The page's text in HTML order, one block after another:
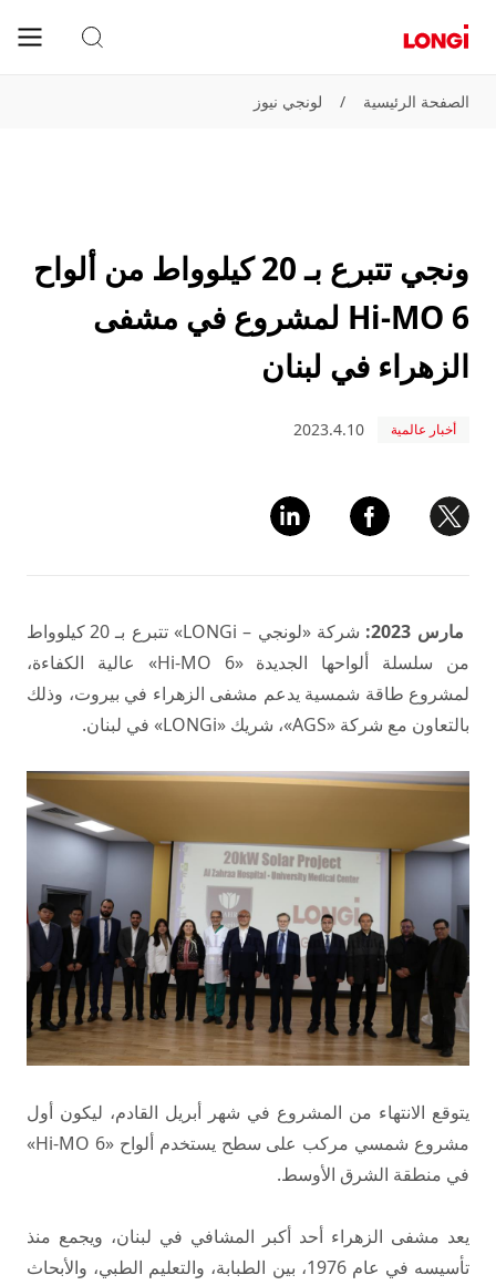
الصفحة الرئيسية / لونجي نيوز
ونجي تتبرع بـ 20 كيلوواط من ألواح
Hi-MO 6 لمشروع في مشفى
الزهراء في لبنان
أخبار عالمية 2023.4.10
مارس 2023:
شركة «لونجي – LONGi» تتبرع بـ 20 كيلوواط
من سلسلة ألواحها الجديدة «Hi-MO 6» عالية الكفاءة،
لمشروع طاقة شمسية يدعم مشفى الزهراء في بيروت، وذلك
بالتعاون مع شركة «AGS»، شريك «LONGi» في لبنان.
يتوقع الانتهاء من المشروع في شهر أبريل القادم، ليكون أول
مشروع شمسي مركب على سطح يستخدم ألواح «Hi-MO 6»
في منطقة الشرق الأوسط.
يعد مشفى الزهراء أحد أكبر المشافي في لبنان، ويجمع منذ
تأسيسه في عام 1976، بين الطبابة، والتعليم الطبي، والأبحاث